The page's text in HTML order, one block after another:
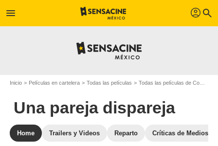
menu profil search
Inicio Películas en cartelera Todas las películas Todas las películas de Comedia
Una pareja dispareja
Home Trailers y Videos Reparto Críticas de Medios